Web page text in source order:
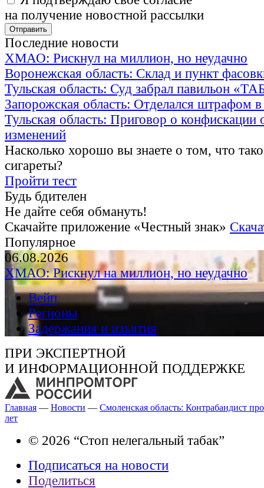
на получение новостной рассылки
Последние новости
ХМАО: Рискнул на миллион, но неудачно
Воронежская область: Склад и пункт
Тульская область: Суд забрал павильон
Запорожская область: Отделался штрафом
Тульская область: Приговор о конфискации
изменений
Насколько хорошо вы знаете о том, что
сигареты?
Пройти тест
Будь бдителен
Не дайте себя обмануть!
Скачайте приложение «Честный знак»
Популярное
06.08.2026
ХМАО: Рискнул на миллион, но неудачно
Вейп
Регионы
Задержания и изъятия
ПРИ ЭКСПЕРТНОЙ
И ИНФОРМАЦИОННОЙ ПОДДЕРЖКЕ
Главная — Новости — Смоленская область: Контрабандист
лет
© 2026 “Стоп нелегальный табак”
Подписаться на новости
Поделиться